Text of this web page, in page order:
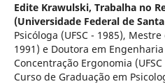
Edite Krawulski, Trabalha no
(Universidade Federal de
Psicóloga (UFSC - 1985),
1991) e Doutora em
Concentração Ergonomia
Curso de Graduação em